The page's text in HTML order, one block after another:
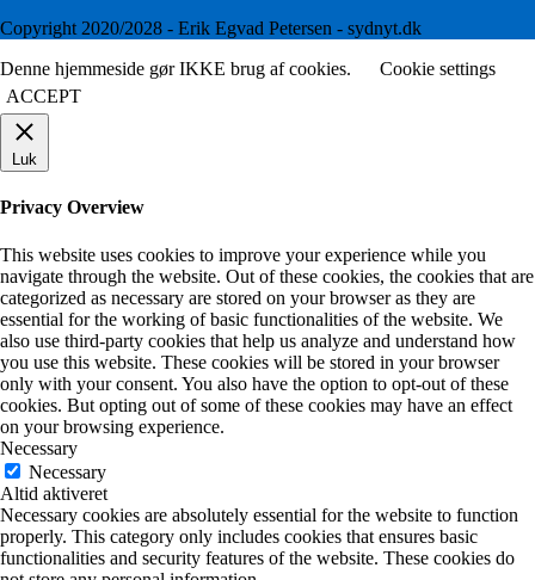
Copyright 2020/2028 - Erik Egvad Petersen - sydnyt.dk
Denne hjemmeside gør IKKE brug af cookies.
Cookie settings
ACCEPT
Luk
Privacy Overview
This website uses cookies to improve your experience while you
navigate through the website. Out of these cookies, the cookies that are
categorized as necessary are stored on your browser as they are
essential for the working of basic functionalities of the website. We
also use third-party cookies that help us analyze and understand how
you use this website. These cookies will be stored in your browser
only with your consent. You also have the option to opt-out of these
cookies. But opting out of some of these cookies may have an effect
on your browsing experience.
Necessary
Necessary
Altid aktiveret
Necessary cookies are absolutely essential for the website to function
properly. This category only includes cookies that ensures basic
functionalities and security features of the website. These cookies do